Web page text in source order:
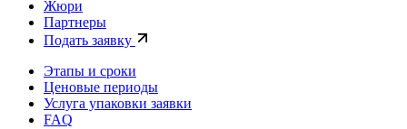
Жюри
Партнеры
Подать заявку
Этапы и сроки
Ценовые периоды
Услуга упаковки заявки
FAQ